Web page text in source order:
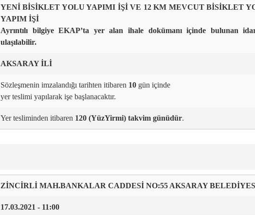
YENİ BİSİKLET YOLU YAPIMI İŞİ VE 12 KM MEVCUT BİSİKLET
YAPIM İŞİ
Ayrıntılı bilgiye EKAP’ta yer alan ihale dokümanı içinde bulunan
ulaşılabilir.
AKSARAY İLİ
Sözleşmenin imzalandığı tarihten itibaren 10 gün içinde
yer teslimi yapılarak işe başlanacaktır.
Yer tesliminden itibaren 120 (YüzYirmi) takvim günüdür.
ZİNCİRLİ MAH.BANKALAR CADDESİ NO:55 AKSARAY
17.03.2021 - 11:00